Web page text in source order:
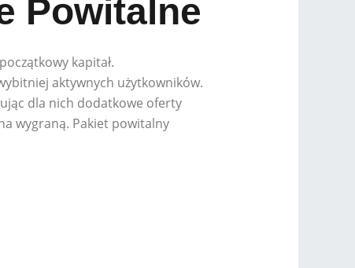
Powitalne
kapitał.
aktywnych użytkowników.
dla nich dodatkowe oferty
wygraną. Pakiet powitalny